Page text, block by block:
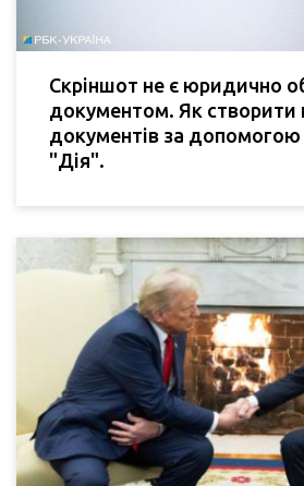
Скріншот не є юридично
документом. Як створити
документів за допомогою
"Дія".